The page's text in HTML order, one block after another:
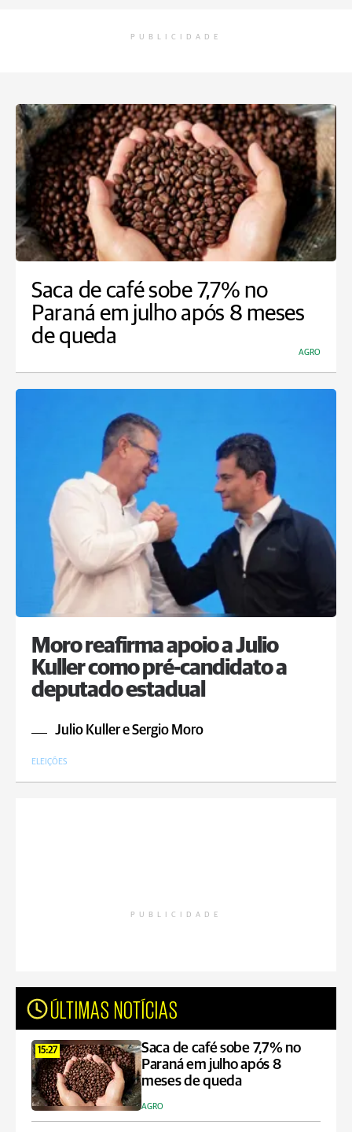
PUBLICIDADE
Saca de café sobe 7,7% no
Paraná em julho após 8 meses
de queda
AGRO
Moro reafirma apoio a Julio
Kuller como pré-candidato a
deputado estadual
Julio Kuller e Sergio Moro
ELEIÇÕES
PUBLICIDADE
ÚLTIMAS NOTÍCIAS
15:27
Saca de café sobe 7,7% no
Paraná em julho após 8
meses de queda
AGRO